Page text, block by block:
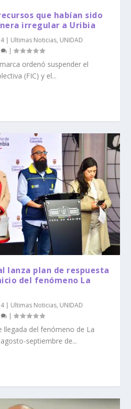
que habían sido
irregular a Uribia
| Ultimas Noticias, UNIDAD
|
ordenó suspender el
(FIC) y el...
lanza plan de respuesta
del fenómeno La
| Ultimas Noticias, UNIDAD
|
llegada del fenómeno de La
septiembre de...